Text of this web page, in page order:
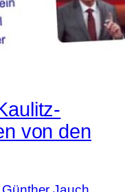
von den